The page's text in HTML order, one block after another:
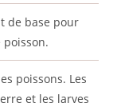
de base pour
poissons. Les
et les larves